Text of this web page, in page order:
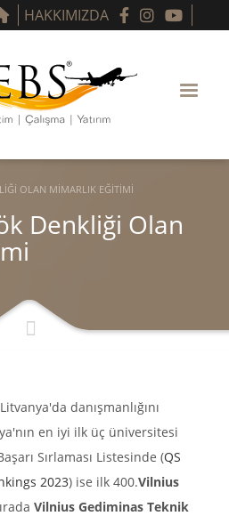
HAKKIMIZDA
OLAN MIMARLIK EĞITIMI
Denkliği Olan
danışmanlığını
en iyi ilk üç üniversitesi
Sırlaması Listesinde (QS
2023) ise ilk 400.Vilnius
Vilnius Gediminas Teknik